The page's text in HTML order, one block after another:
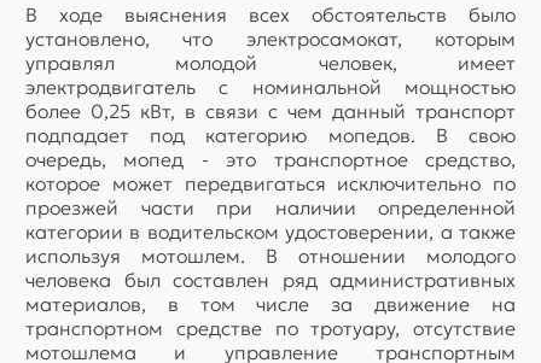
В ходе выяснения всех обстоятельств было
установлено, что электросамокат, которым
управлял молодой человек, имеет
электродвигатель с номинальной мощностью
более 0,25 кВт, в связи с чем данный транспорт
подпадает под категорию мопедов. В свою
очередь, мопед - это транспортное средство,
которое может передвигаться исключительно по
проезжей части при наличии определенной
категории в водительском удостоверении, а также
используя мотошлем. В отношении молодого
человека был составлен ряд административных
материалов, в том числе за движение на
транспортном средстве по тротуару, отсутствие
мотошлема и управление транспортным